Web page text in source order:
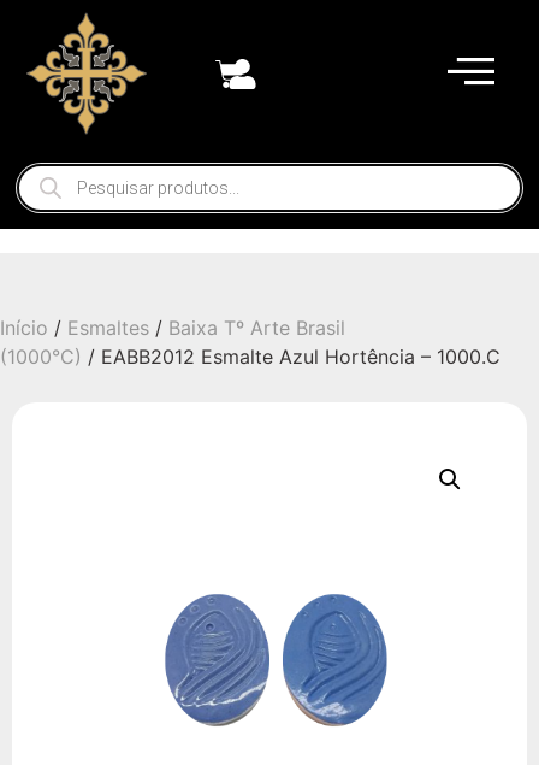
Início / Esmaltes / Baixa Tº Arte Brasil
(1000°C) / EABB2012 Esmalte Azul Hortência – 1000.C